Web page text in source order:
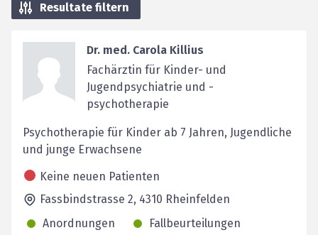
Resultate filtern
Dr. med. Carola Killius
Fachärztin für Kinder- und
Jugendpsychiatrie und -
psychotherapie
Psychotherapie für Kinder ab 7 Jahren, Jugendliche
und junge Erwachsene
Keine neuen Patienten
Fassbindstrasse 2, 4310 Rheinfelden
Anordnungen
Fallbeurteilungen